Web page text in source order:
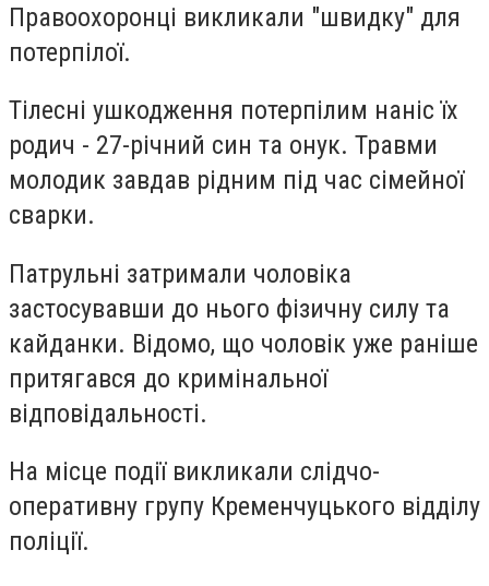
Правоохоронці викликали "швидку" для
потерпілої.
Тілесні ушкодження потерпілим наніс їх
родич - 27-річний син та онук. Травми
молодик завдав рідним під час сімейної
сварки.
Патрульні затримали чоловіка
застосувавши до нього фізичну силу та
кайданки. Відомо, що чоловік уже раніше
притягався до кримінальної
відповідальності.
На місце події викликали слідчо-
оперативну групу Кременчуцького відділу
поліції.